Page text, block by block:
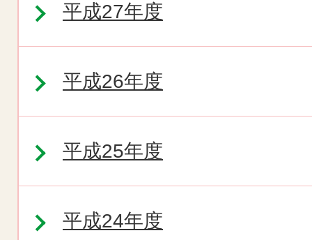
平成27年度
平成26年度
平成25年度
平成24年度